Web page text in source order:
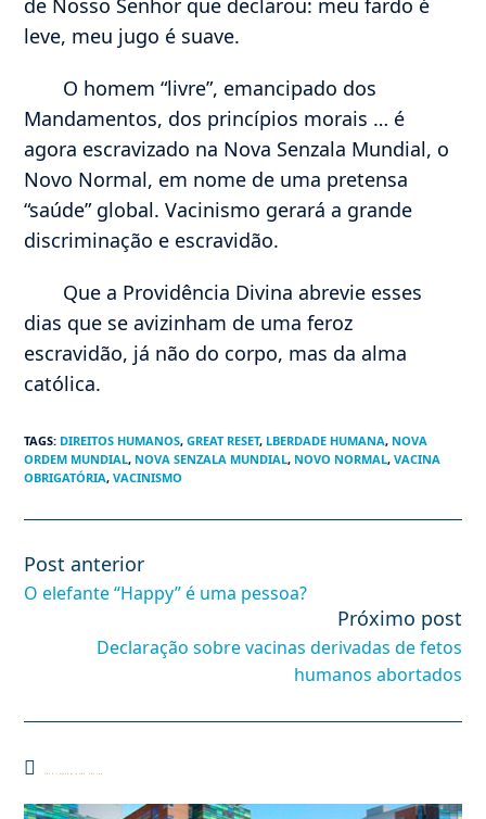
de Nosso Senhor que declarou: meu fardo é
leve, meu jugo é suave.
O homem “livre”, emancipado dos
Mandamentos, dos princípios morais … é
agora escravizado na Nova Senzala Mundial, o
Novo Normal, em nome de uma pretensa
“saúde” global. Vacinismo gerará a grande
discriminação e escravidão.
Que a Providência Divina abrevie esses
dias que se avizinham de uma feroz
escravidão, já não do corpo, mas da alma
católica.
TAGS: DIREITOS HUMANOS, GREAT RESET, LBERDADE HUMANA, NOVA
ORDEM MUNDIAL, NOVA SENZALA MUNDIAL, NOVO NORMAL, VACINA
OBRIGATÓRIA, VACINISMO
Leia
mais
artigos
Post anterior
O elefante “Happy” é uma pessoa?
Próximo post
Declaração sobre vacinas derivadas de fetos
humanos abortados
Você também pode gostar